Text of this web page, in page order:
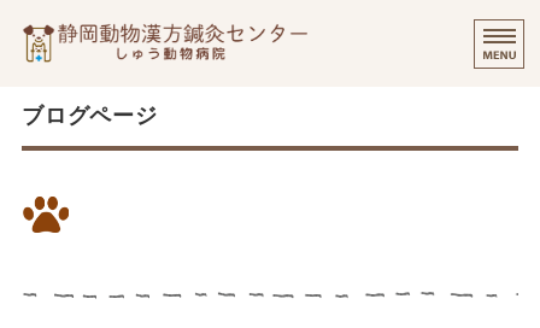
ご挨拶
診察について
ブログページ